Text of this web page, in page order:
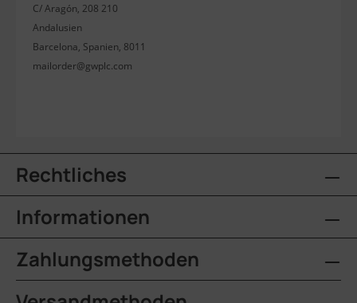
C/ Aragón, 208 210
Andalusien
Barcelona, Spanien, 8011
mailorder@gwplc.com
Rechtliches
Informationen
Zahlungsmethoden